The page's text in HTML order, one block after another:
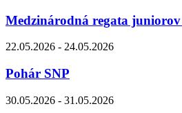
Medzinárodná regata juniorov
22.05.2026 - 24.05.2026
Pohár SNP
30.05.2026 - 31.05.2026